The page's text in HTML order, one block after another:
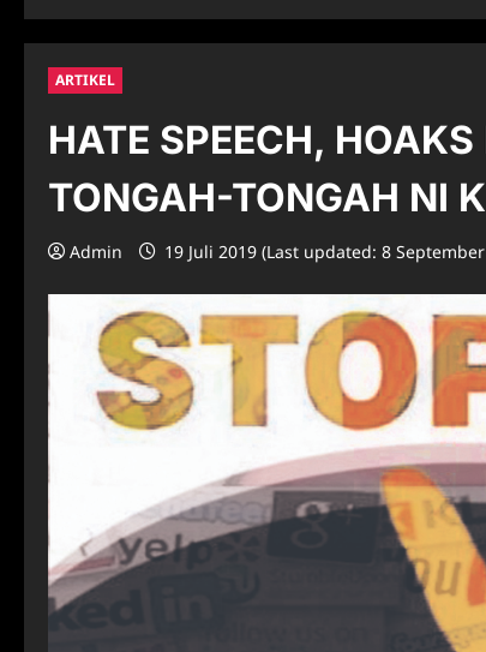
ARTIKEL
HATE SPEECH,
TONGAH-TONGAH NI
Admin 19 Juli 2019 (Last updated: 8